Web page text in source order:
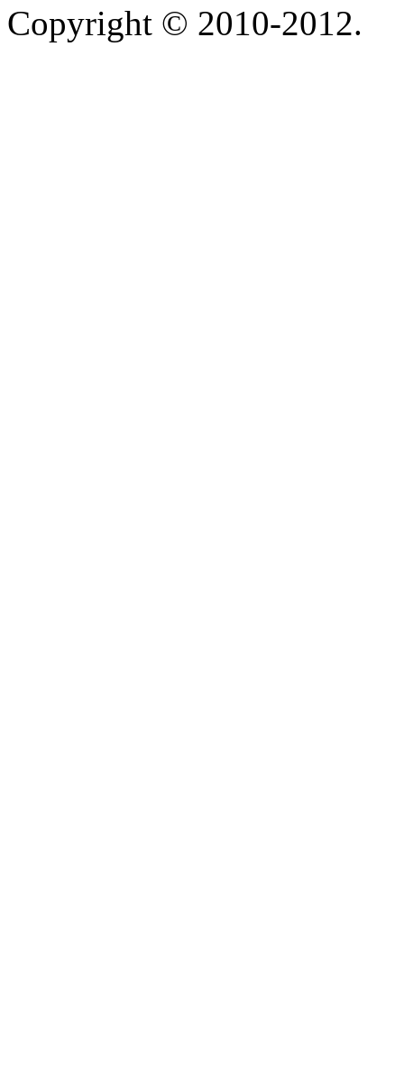
Copyright © 2010-2012.